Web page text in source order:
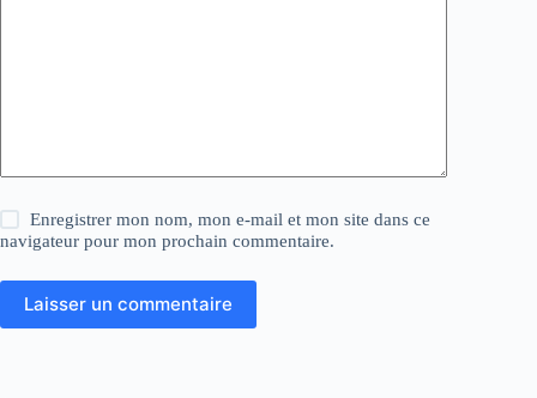
Enregistrer mon nom, mon e-mail et mon site dans ce
navigateur pour mon prochain commentaire.
Laisser un commentaire